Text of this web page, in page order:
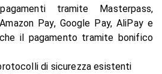
tramite Masterpass,
Pay, Google Pay, AliPay e
il pagamento tramite bonifico
di sicurezza esistenti